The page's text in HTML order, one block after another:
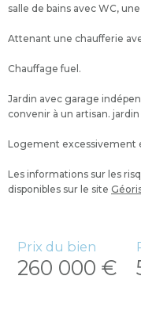
salle de bains avec WC,
Attenant une chaufferie
Chauffage fuel.
Jardin avec garage
convenir à un artisan. jardin
Logement excessivement
Les informations sur les
disponibles sur le site
Prix du bien
260 000 €